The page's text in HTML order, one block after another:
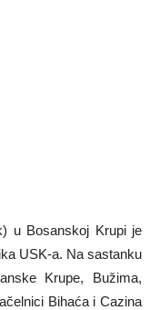
u Bosanskoj Krupi je
USK-a. Na sastanku
Krupe, Bužima,
Bihaća i Cazina